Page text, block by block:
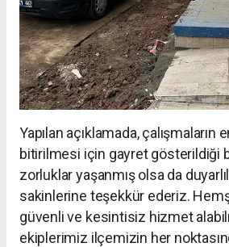
Yapılan açıklamada, çalışmaların
bitirilmesi için gayret gösterildiği
zorluklar yaşanmış olsa da
sakinlerine teşekkür ederiz.
güvenli ve kesintisiz hizmet
ekiplerimiz ilçemizin her